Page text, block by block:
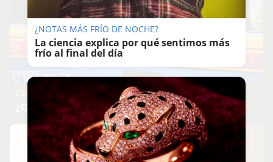
Costumbres que no creerás
¿Qué pensarías si esto fuera normal en tu país?
¿NOTAS MÁS FRÍO DE NOCHE?
La ciencia explica por qué sentimos más
frío al final del día